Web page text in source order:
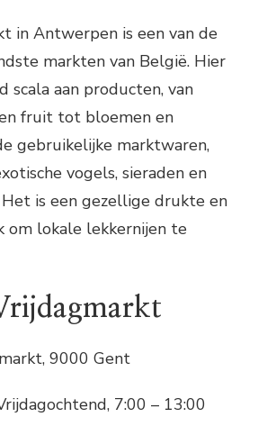
in Antwerpen is een van de
markten van België. Hier
scala aan producten, van
fruit tot bloemen en
gebruikelijke marktwaren,
vogels, sieraden en
is een gezellige drukte en
om lokale lekkernijen te
9000 Gent
7:00 – 13:00